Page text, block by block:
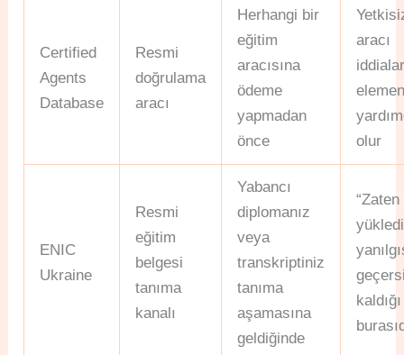
Certified
Agents
Database
Resmi
doğrulama
aracı
Herhangi bir
eğitim
aracısına
ödeme
yapmadan
önce
aracı
olur
ENIC
Ukraine
Resmi
eğitim
belgesi
tanıma
kanalı
Yabancı
diplomanız
veya
transkriptiniz
tanıma
aşamasına
geldiğinde
“Zaten